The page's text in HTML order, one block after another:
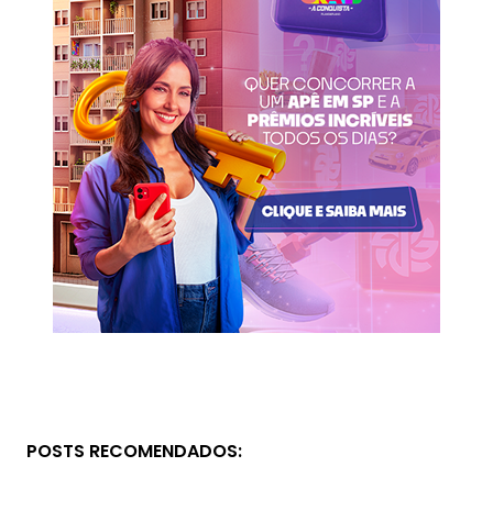
POSTS RECOMENDADOS: